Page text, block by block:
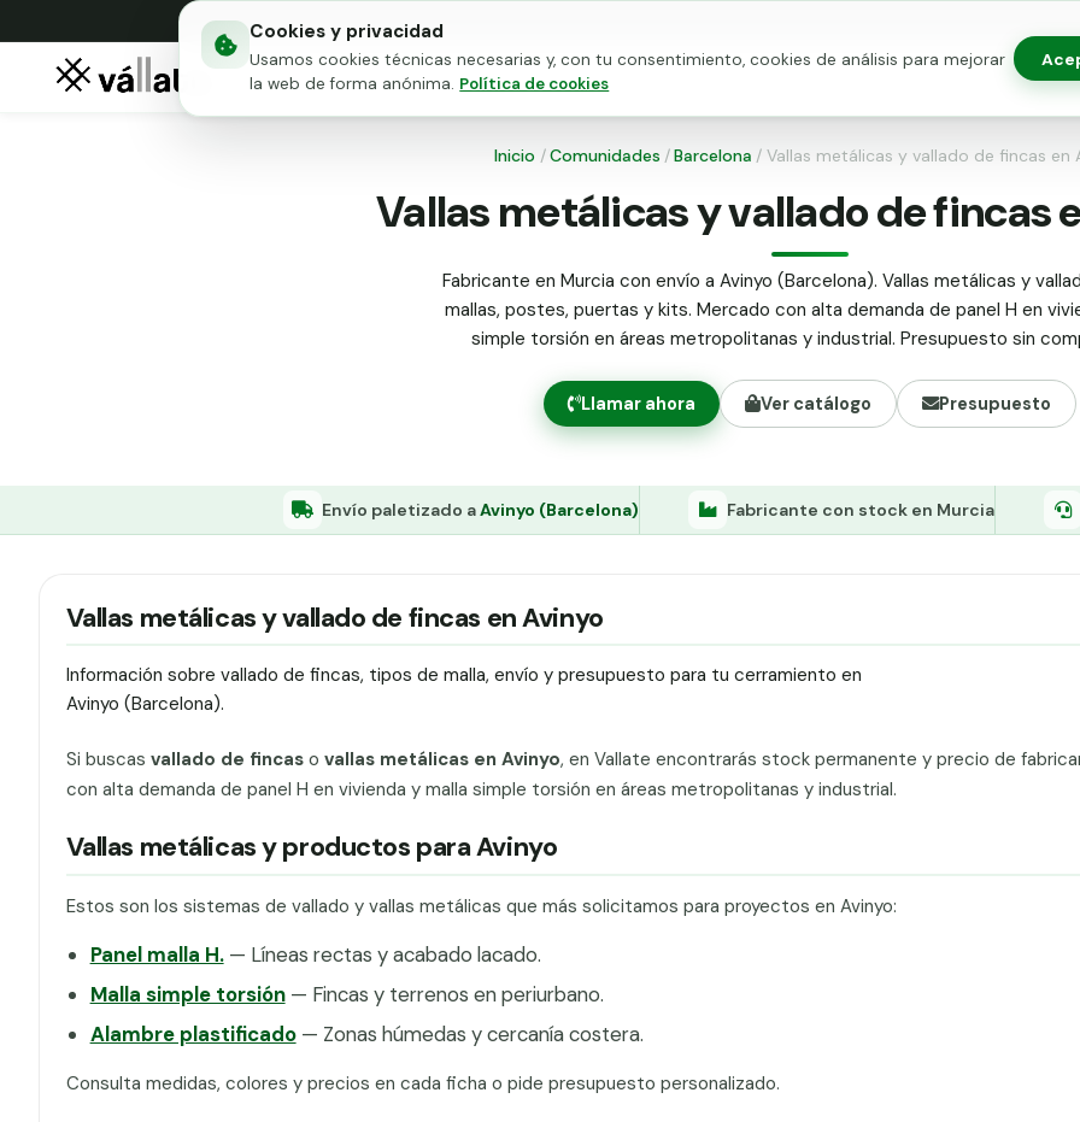
Cookies y privacidad
Usamos cookies técnicas necesarias y, con tu consentimiento, cookies de análisis para mejorar
la web de forma anónima. Política de cookies
Mallas metálicas
Puertas para vallado
Inicio /Comunidades /Barcelona / Vallas metálicas y vallado de fincas en
Vallas metálicas y vallado de fincas
Fabricante en Murcia con envío a Avinyo (Barcelona). Vallas metálicas y
mallas, postes, puertas y kits. Mercado con alta demanda de panel H en
simple torsión en áreas metropolitanas y industrial. Presupuesto sin
Llamar ahora Ver catálogo Presupuesto
Envío paletizado aAvinyo (Barcelona) Fabricante con stock en Murcia
Vallas metálicas y vallado de fincas en Avinyo
Información sobre vallado de fincas, tipos de malla, envío y presupuesto para tu cerramiento en
Avinyo (Barcelona).
Si buscas vallado de fincaso vallas metálicas en Avinyo, en Vallate encontrarás stock permanente y precio de
con alta demanda de panel H en vivienda y malla simple torsión en áreas metropolitanas y industrial.
Vallas metálicas y productos para Avinyo
Estos son los sistemas de vallado y vallas metálicas que más solicitamos para proyectos en Avinyo:
Panel malla H.— Líneas rectas y acabado lacado.
Malla simple torsión— Fincas y terrenos en periurbano.
Alambre plastificado— Zonas húmedas y cercanía costera.
Consulta medidas, colores y precios en cada ficha o pide presupuesto personalizado.